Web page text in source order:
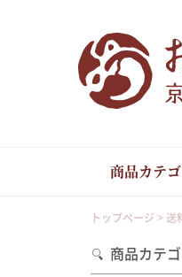
商品カテ
トップページ 送
商品カテゴ